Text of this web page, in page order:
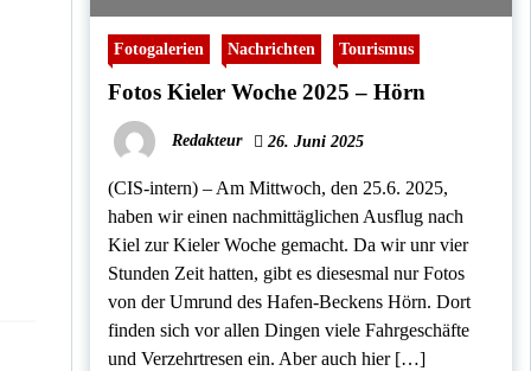
Fotogalerien Nachrichten Tourismus
Fotos Kieler Woche 2025 – Hörn
Redakteur 26. Juni 2025
(CIS-intern) – Am Mittwoch, den 25.6. 2025,
haben wir einen nachmittäglichen Ausflug nach
Kiel zur Kieler Woche gemacht. Da wir unr vier
Stunden Zeit hatten, gibt es diesesmal nur Fotos
von der Umrund des Hafen-Beckens Hörn. Dort
finden sich vor allen Dingen viele Fahrgeschäfte
und Verzehrtresen ein. Aber auch hier […]